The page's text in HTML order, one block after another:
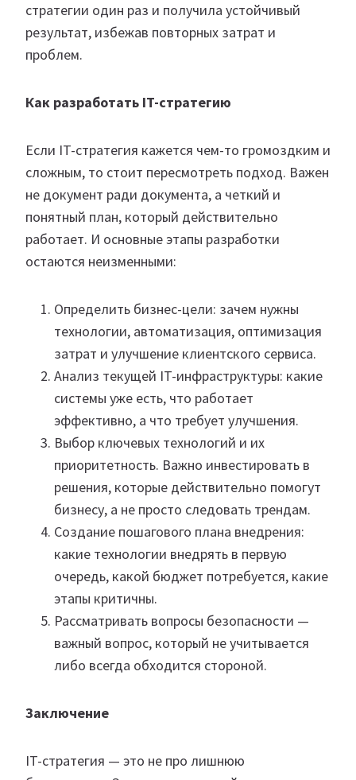
стратегии один раз и получила устойчивый
результат, избежав повторных затрат и
проблем.
Как разработать IT-стратегию
Если IT-стратегия кажется чем-то громоздким и
сложным, то стоит пересмотреть подход. Важен
не документ ради документа, а четкий и
понятный план, который действительно
работает. И основные этапы разработки
остаются неизменными:
Определить бизнес-цели: зачем нужны
технологии, автоматизация, оптимизация
затрат и улучшение клиентского сервиса.
Анализ текущей IT-инфраструктуры: какие
системы уже есть, что работает
эффективно, а что требует улучшения.
Выбор ключевых технологий и их
приоритетность. Важно инвестировать в
решения, которые действительно помогут
бизнесу, а не просто следовать трендам.
Создание пошагового плана внедрения:
какие технологии внедрять в первую
очередь, какой бюджет потребуется, какие
этапы критичны.
Рассматривать вопросы безопасности —
важный вопрос, который не учитывается
либо всегда обходится стороной.
Заключение
IT-стратегия — это не про лишнюю